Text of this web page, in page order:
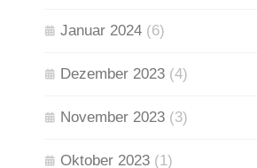
Januar 2024 (6)
Dezember 2023 (4)
November 2023 (3)
Oktober 2023 (1)